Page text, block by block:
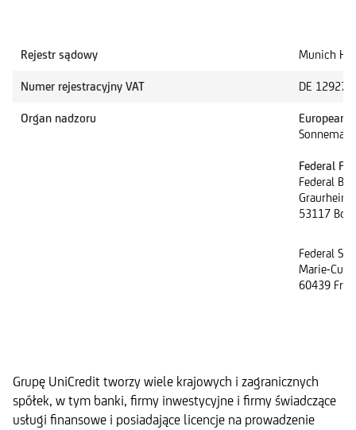
Rejestr sądowy Munich
Numer rejestracyjny VAT DE
Organ nadzoru
European
Federal
Federal
53117
Federal
Marie-
60439
Grupę UniCredit tworzy wiele krajowych i zagranicznych
spółek, w tym banki, firmy inwestycyjne i firmy świadczące
usługi finansowe i posiadające licencje na prowadzenie